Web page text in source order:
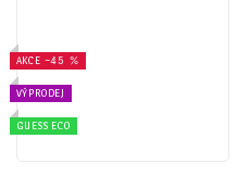
AKCE –45 %
VÝPRODEJ
GUESS ECO